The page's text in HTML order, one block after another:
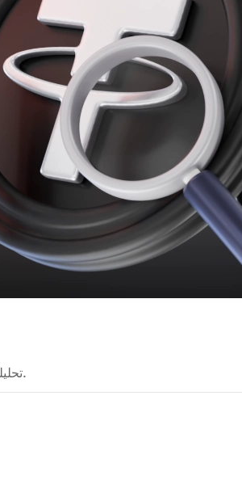
تحلیلگر کریپتو و نویسنده راهنما. من فناوری‌های پیچیده را برای همه قابل فهم می‌کنم.